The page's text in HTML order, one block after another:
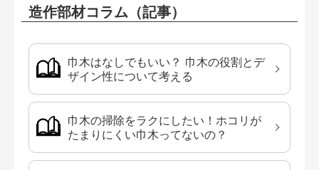
造作部材コラム（記事）
巾木はなしでもいい？ 巾木の役割とデ
ザイン性について考える
巾木の掃除をラクにしたい！ホコリが
たまりにくい巾木ってないの？